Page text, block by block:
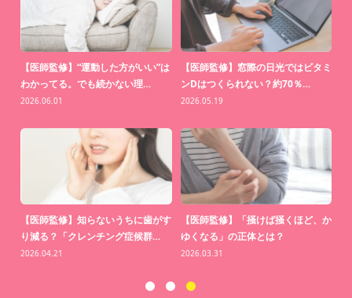
【医師監修】“運動した方がいい”は
わかってる。でも続かない理…
2026.06.01
【医師監修】窓際の日光ではビタミ
ンDはつくられない？約70％…
2026.05.19
【医師監修】知らないうちに歯がす
り減る？「クレンチング症候群…
2026.04.21
【医師監修】「掻けば掻くほど、か
ゆくなる」の正体とは？
2026.03.31